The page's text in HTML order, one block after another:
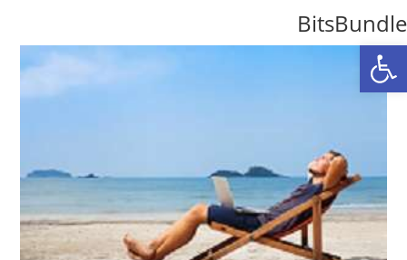
פתח סרגל נגישות
to
content
BitsBundle